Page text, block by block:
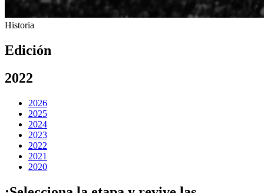
Historia
Edición
2022
2026
2025
2024
2023
2022
2021
2020